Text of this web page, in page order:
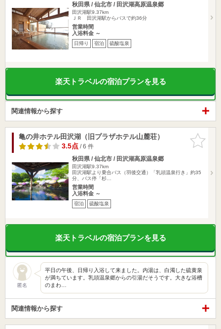
秋田県 / 仙北市 / 田沢湖高原温泉郷
田沢湖駅9.37km
ＪＲ 田沢湖駅からバスで約36分
営業時間
入浴料金 ～
日帰り 宿泊 硫酸塩泉
楽天トラベルの宿泊プランを見る
関連情報から探す
お気に入
りに追加
亀の井ホテル田沢湖（旧プラザホテル山麓荘）
3.5点/ 6 件
秋田県 / 仙北市 / 田沢湖高原温泉郷
田沢湖駅9.37km
田沢湖駅より乗合バス（羽後交通）「乳頭温泉行き」約35
分、バス停「杉…
営業時間
入浴料金 ～
宿泊 硫酸塩泉
楽天トラベルの宿泊プランを見る
匿名
平日の午後、日帰り入浴して来ました。内湯は、白濁した硫黄泉
が満ちています。乳頭温泉郷からの引湯だそうです。大きな浴槽
のまわ…
関連情報から探す